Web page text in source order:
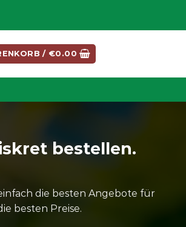
/ €0.00
bestellen.
die besten Angebote für
besten Preise.